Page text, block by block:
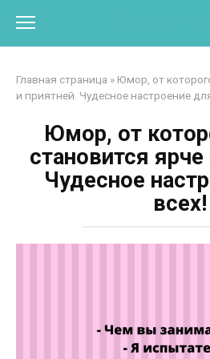
контенту
Главная страница » Юмор, от
и приятней. Чудесное настроение
Юмор, от
становится
Чудесное
всех!